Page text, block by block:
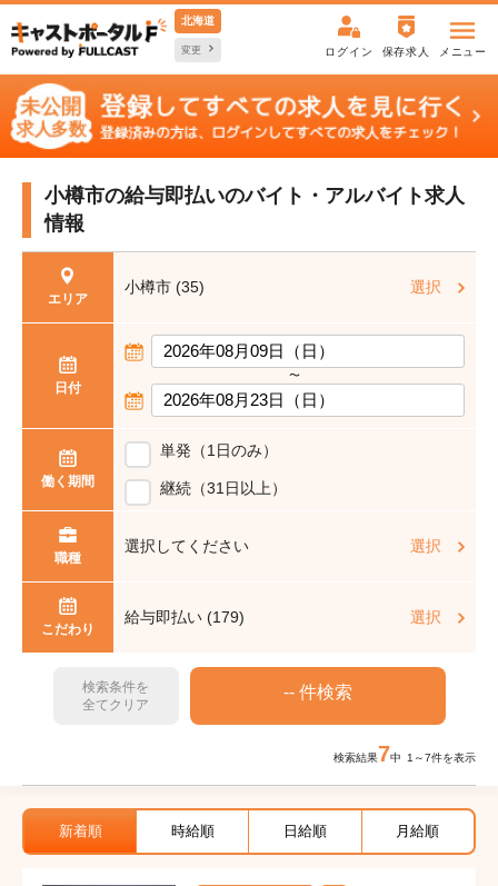
北海道
変更 ログイン 保存求人 メニュー
小樽市の給与即払いのバイト・アルバイト求人
情報
エリア
小樽市 (35) 選択
日付
〜
働く期間
単発（1日のみ）
継続（31日以上）
職種
選択してください 選択
こだわり
給与即払い (179) 選択
検索条件を
全てクリア
検索結果7中 1～7件を表示
新着順 時給順 日給順 月給順